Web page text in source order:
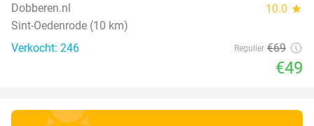
Dobberen.nl 10.0 star
Sint-Oedenrode (10 km)
Verkocht: 246
Regulier €69
€49